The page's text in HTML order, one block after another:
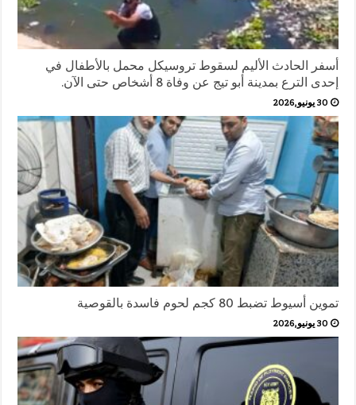
أسفر الحادث الأليم لسقوط تروسيكل محمل بالأطفال في
إحدى الترع بمدينة أبو تيج عن وفاة 8 أشخاص حتى الآن.
30 يونيو,2026
تموين أسيوط تضبط 80 كجم لحوم فاسدة بالقوصية
30 يونيو,2026